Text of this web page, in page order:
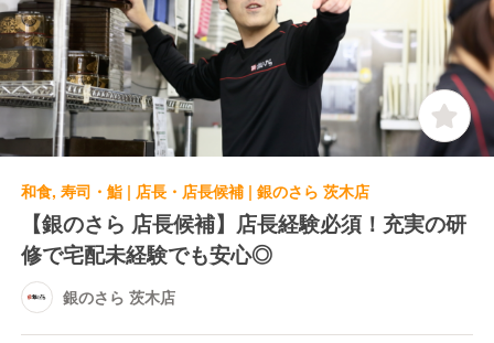
和食, 寿司・鮨 | 店長・店長候補 | 銀のさら 茨木店
【銀のさら 店長候補】店長経験必須！充実の研
修で宅配未経験でも安心◎
銀のさら 茨木店